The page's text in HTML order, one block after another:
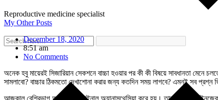
Reproductive medicine specialist
My Other Posts
December 18, 2020
8:51 am
No Comments
অনেক হবু মায়েরই সিজারিয়ান সেকশনে বাচ্চা হওয়ার পর কী কী বিষয়ে সাবধানতা মেনে
সামলাবো? বাচ্চার ঠিকমতো দেখাশোনা করার জন্য কতদিন সময় লাগবে? এমনই সব প্রশ্ন